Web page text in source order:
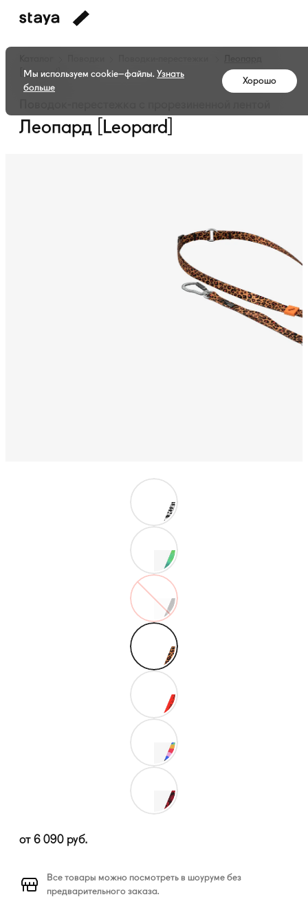
[Leopard]
Леопард [Leopard]
от 6 090 руб.
Все товары можно посмотреть в шоуруме без
предварительного заказа.
Мы используем cookie–файлы. Узнать
больше
Хорошо